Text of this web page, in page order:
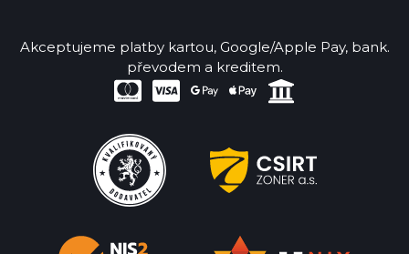
Akceptujeme platby kartou, Google/Apple Pay, bank.
převodem a kreditem.